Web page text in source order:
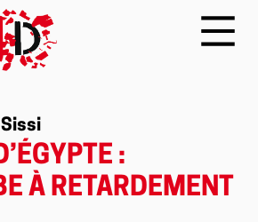
:
À RETARDEMENT